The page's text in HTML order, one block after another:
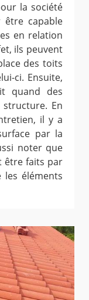
la société
être capable
en relation
ils peuvent
des toits
ci. Ensuite,
quand des
En
il y a
par la
noter que
être faits par
éléments